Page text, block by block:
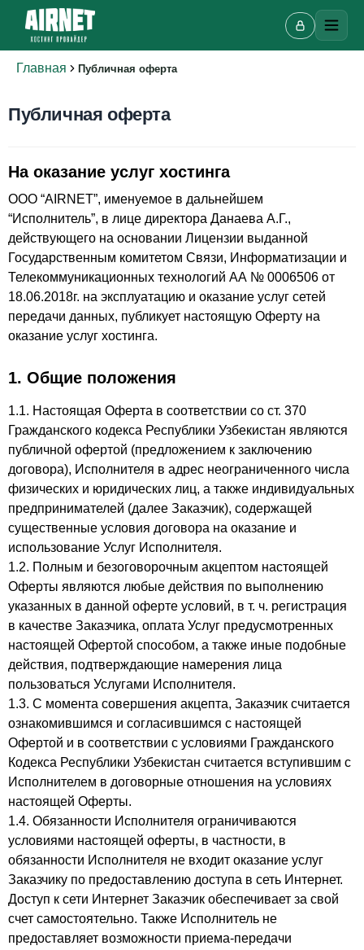
Главная Публичная оферта
Публичная оферта
На оказание услуг хостинга
ООО “AIRNET”, именуемое в дальнейшем
“Исполнитель”, в лице директора Данаева А.Г.,
действующего на основании Лицензии выданной
Государственным комитетом Связи, Информатизации и
Телекоммуникационных технологий АА № 0006506 от
18.06.2018г. на эксплуатацию и оказание услуг сетей
передачи данных, публикует настоящую Оферту на
оказание услуг хостинга.
1. Общие положения
1.1. Настоящая Оферта в соответствии со ст. 370
Гражданского кодекса Республики Узбекистан являются
публичной офертой (предложением к заключению
договора), Исполнителя в адрес неограниченного числа
физических и юридических лиц, а также индивидуальных
предпринимателей (далее Заказчик), содержащей
существенные условия договора на оказание и
использование Услуг Исполнителя.
1.2. Полным и безоговорочным акцептом настоящей
Оферты являются любые действия по выполнению
указанных в данной оферте условий, в т. ч. регистрация
в качестве Заказчика, оплата Услуг предусмотренных
настоящей Офертой способом, а также иные подобные
действия, подтверждающие намерения лица
пользоваться Услугами Исполнителя.
1.3. С момента совершения акцепта, Заказчик считается
ознакомившимся и согласившимся с настоящей
Офертой и в соответствии с условиями Гражданского
Кодекса Республики Узбекистан считается вступившим с
Исполнителем в договорные отношения на условиях
настоящей Оферты.
1.4. Обязанности Исполнителя ограничиваются
условиями настоящей оферты, в частности, в
обязанности Исполнителя не входит оказание услуг
Заказчику по предоставлению доступа в сеть Интернет.
Доступ к сети Интернет Заказчик обеспечивает за свой
счет самостоятельно. Также Исполнитель не
предоставляет возможности приема-передачи
A
Онлайн-чат
Онлайн · отвечаем за несколько минут
Ваше имя
Телефон